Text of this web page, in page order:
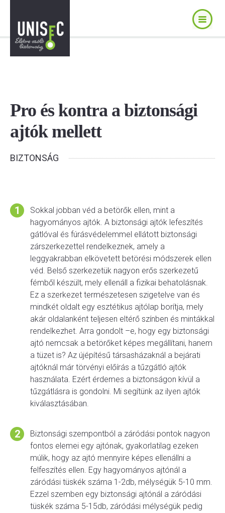
Pro és kontra a biztonsági
ajtók mellett
BIZTONSÁG
Sokkal jobban véd a betörők ellen, mint a
hagyományos ajtók. A biztonsági ajtók lefeszítés
gátlóval és fúrásvédelemmel ellátott biztonsági
zárszerkezettel rendelkeznek, amely a
leggyakrabban elkövetett betörési módszerek ellen
véd. Belső szerkezetük nagyon erős szerkezetű
fémből készült, mely ellenáll a fizikai behatolásnak.
Ez a szerkezet természetesen szigetelve van és
mindkét oldalt egy esztétikus ajtólap borítja, mely
akár oldalanként teljesen eltérő színben és mintákkal
rendelkezhet. Arra gondolt –e, hogy egy biztonsági
ajtó nemcsak a betörőket képes megállítani, hanem
a tüzet is? Az újépítésű társasházaknál a bejárati
ajtóknál már törvényi előírás a tűzgátló ajtók
használata. Ezért érdemes a biztonságon kívül a
tűzgátlásra is gondolni. Mi segítünk az ilyen ajtók
kiválasztásában.
Biztonsági szempontból a záródási pontok nagyon
fontos elemei egy ajtónak, gyakorlatilag ezeken
múlik, hogy az ajtó mennyire képes ellenállni a
felfeszítés ellen. Egy hagyományos ajtónál a
záródási tüskék száma 1-2db, mélységük 5-10 mm.
Ezzel szemben egy biztonsági ajtónál a záródási
tüskék száma 5-15db, záródási mélységük pedig